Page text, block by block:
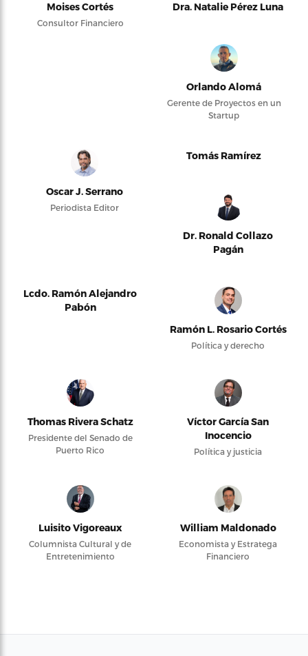
Moises Cortés
Consultor Financiero
Dra. Natalie Pérez Luna
Orlando Alomá
Gerente de Proyectos en un
Startup
Oscar J. Serrano
Periodista Editor
Tomás Ramírez
Dr. Ronald Collazo
Pagán
Lcdo. Ramón Alejandro
Pabón
Ramón L. Rosario Cortés
Política y derecho
Thomas Rivera Schatz
Presidente del Senado de
Puerto Rico
Víctor García San
Inocencio
Política y justicia
Luisito Vigoreaux
Columnista Cultural y de
Entretenimiento
William Maldonado
Economista y Estratega
Financiero